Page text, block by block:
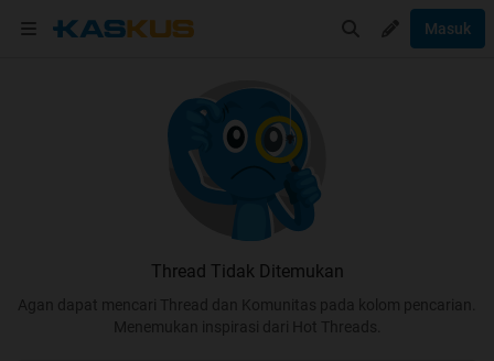
Masuk
Thread Tidak Ditemukan
Agan dapat mencari Thread dan Komunitas pada kolom pencarian.
Menemukan inspirasi dari Hot Threads.